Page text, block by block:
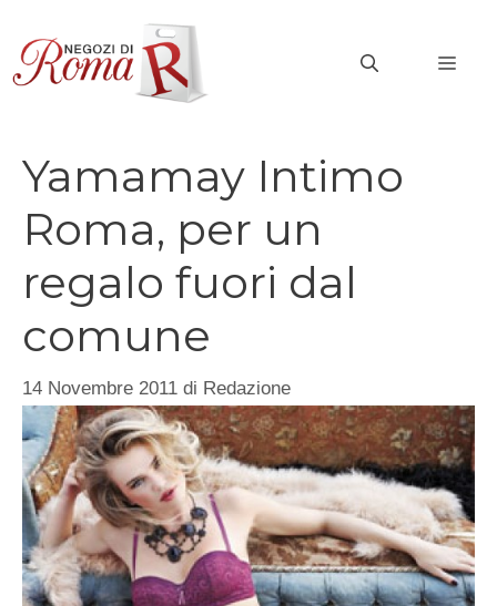
contenuto
Yamamay Intimo
Roma, per un
regalo fuori dal
comune
14 Novembre 2011 di Redazione